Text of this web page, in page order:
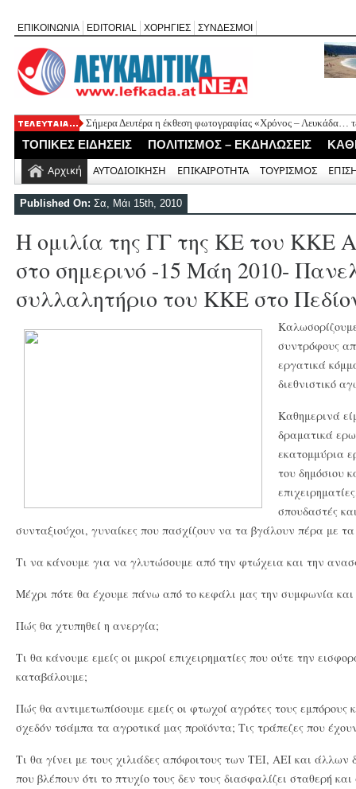
ΕΠΙΚΟΙΝΩΝΙΑ EDITORIAL ΧΟΡΗΓΙΕΣ ΣΥΝΔΕΣΜΟΙ
Σήμερα Δευτέρα η έκθεση φωτογραφίας «Χρόνος – Λευκάδα…
Ψήφισμα διαμαρτυρίας των κατοίκων Καβάλου για την έλλειψη
«Έφυγε» σε ηλικία 74 ετών ο ηθοποιός Νίκος Καλογερόπουλος
Η Λευκάδα τίμησε τον δικό της Ηλία Λογοθέτη σε μια βραδιά
ΤΟΠΙΚΕΣ ΕΙΔΗΣΕΙΣ ΠΟΛΙΤΙΣΜΟΣ – ΕΚΔΗΛΩΣΕΙΣ
Αρχική ΑΥΤΟΔΙΟΙΚΗΣΗ ΕΠΙΚΑΙΡΟΤΗΤΑ ΤΟΥΡΙΣΜΟΣ
Published On: Σα, Μάι 15th, 2010
H oμιλία της ΓΓ της ΚΕ του ΚΚΕ
στο σημερινό -15 Μάη 2010-
συλλαλητήριο του ΚΚΕ στο
συντρόφους
εργατικά
διεθνιστικό
Καθημερινά
δραματικά
εκατομμύρια
του δημόσιου
σπουδαστές
συνταξιούχοι, γυναίκες που πασχίζουν να τα βγάλουν πέρα με τα
Τι να κάνουμε για να γλυτώσουμε από την φτώχεια και την
Μέχρι πότε θα έχουμε πάνω από το κεφάλι μας την συμφωνία και
Πώς θα χτυπηθεί η ανεργία;
Τι θα κάνουμε εμείς οι μικροί επιχειρηματίες που ούτε την
καταβάλουμε;
Πώς θα αντιμετωπίσουμε εμείς οι φτωχοί αγρότες τους εμπόρους
σχεδόν τσάμπα τα αγροτικά μας προϊόντα; Τις τράπεζες που
Τι θα γίνει με τους χιλιάδες απόφοιτους των ΤΕΙ, ΑΕΙ και άλλων
που βλέπουν ότι το πτυχίο τους δεν τους διασφαλίζει σταθερή